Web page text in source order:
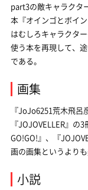
part3の敵キャラクタ
本『オインゴとボイ
はむしろキャラクタ
使う本を再現して、
である。
画集
『JoJo6251荒木飛呂
『JOJOVELLER』
GO!GO!』、『
画の画集というより
小説